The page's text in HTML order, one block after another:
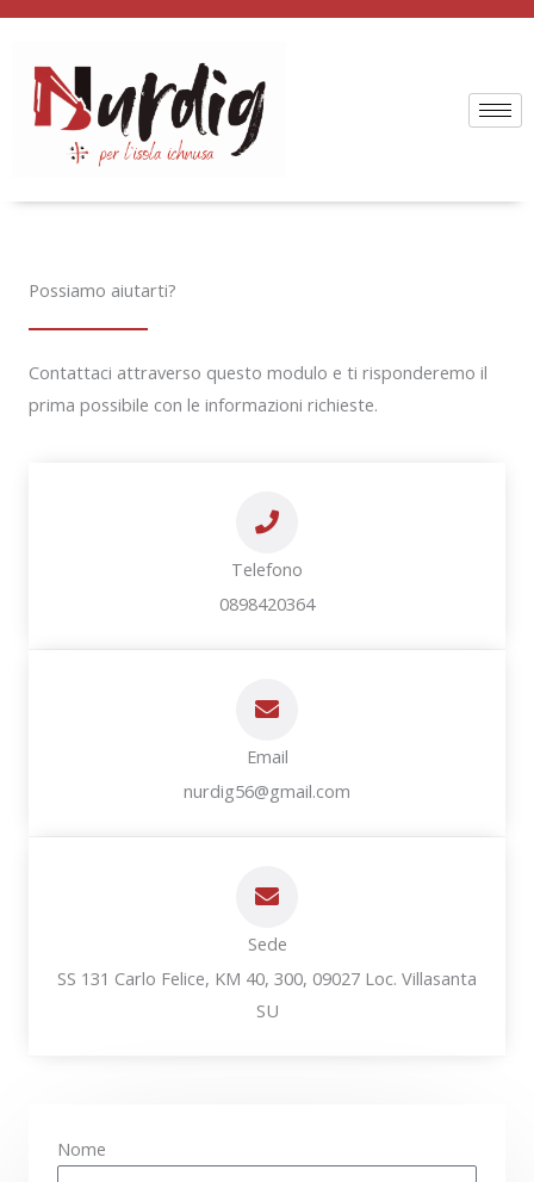
Vai
contenuto
Possiamo aiutarti?
Contattaci attraverso questo modulo e ti risponderemo il
prima possibile con le informazioni richieste.
Telefono
0898420364
Email
nurdig56@gmail.com
Sede
SS 131 Carlo Felice, KM 40, 300, 09027 Loc. Villasanta
SU
Nome